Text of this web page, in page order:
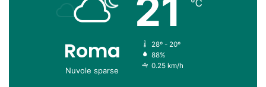
Roma
Nuvole sparse
21 ℃
28º - 20º
88%
0.25 km/h